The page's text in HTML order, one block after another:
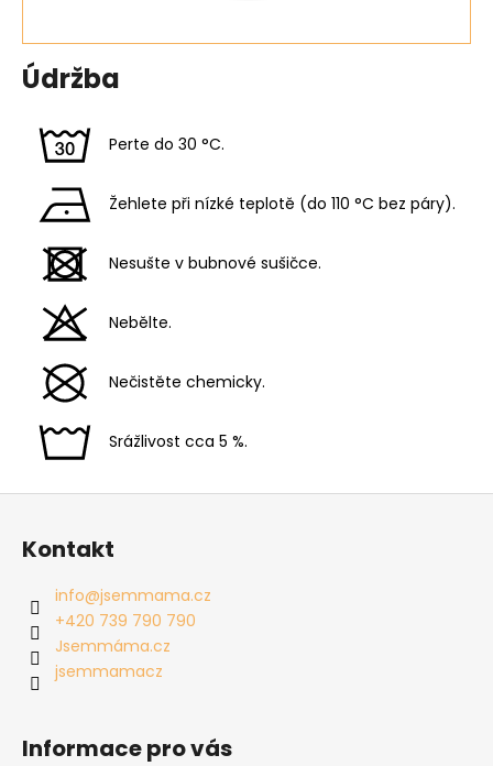
Údržba
Perte do 30 °C.
Žehlete při nízké teplotě (do 110 °C bez páry).
Nesušte v bubnové sušičce.
Nebělte.
Nečistěte chemicky.
Srážlivost cca 5 %.
Kontakt
info@jsemmama.cz
+420 739 790 790
Jsemmáma.cz
jsemmamacz
Informace pro vás